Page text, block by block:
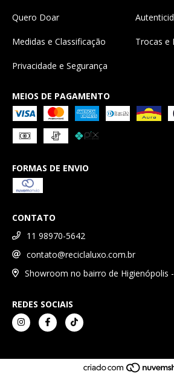
Quero Doar
Medidas e Classificação Trocas e
Privacidade e Segurança
MEIOS DE PAGAMENTO
FORMAS DE ENVIO
CONTATO
11 98970-5642
contato@reciclaluxo.com.br
Showroom no bairro de Higienópolis
REDES SOCIAIS